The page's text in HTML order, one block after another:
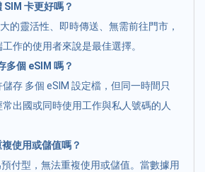
SIM 卡更好嗎？
的靈活性、即時傳送、無需前往門市，
作的使用者來說是最佳選擇。
多個 eSIM 嗎？
存 多個 eSIM 設定檔，但同一時間只
出國或同時使用工作與私人號碼的人
使用或儲值嗎？
付型，無法重複使用或儲值。當數據用